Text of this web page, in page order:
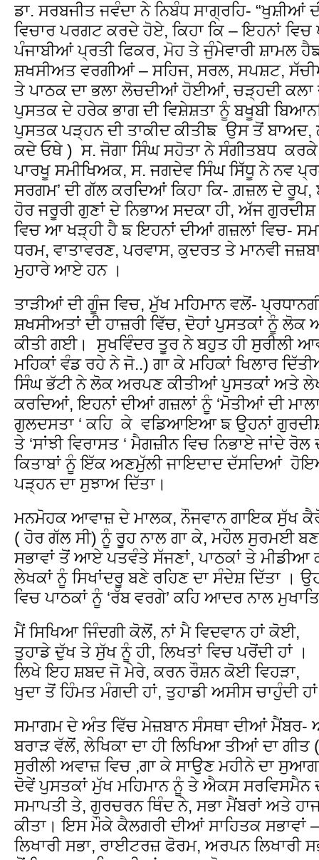
ਡਾ. ਸਰਬਜੀਤ ਜਵੰਦਾ ਨੇ ਨਿਬੰਧ ਸਾਗ੍ਰਹਿ-
ਵਿਚਾਰ ਪਰਗਟ ਕਰਦੇ ਹੋਏ, ਕਿਹਾ ਕਿ – ਇਹਨਾਂ
ਪੰਜਾਬੀਆਂ ਪ੍ਰਤੀ ਫਿਕਰ, ਮੋਹ ਤੇ ਜੁੰਮੇਵਾਰੀ ਸ਼ਾਮਲ
ਸ਼ਖਸੀਅਤ ਵਰਗੀਆਂ – ਸਹਿਜ, ਸਰਲ, ਸਪਸ਼ਟ,
ਤੇ ਪਾਠਕ ਦਾ ਭਲਾ ਲੋਚਦੀਆਂ ਹੋਈਆਂ, ਚੜ੍ਹਦੀ
ਪੁਸਤਕ ਦੇ ਹਰੇਕ ਭਾਗ ਦੀ ਵਿਸ਼ੇਸ਼ਤਾ ਨੂੰ ਬਖੂਬੀ
ਪੁਸਤਕ ਪੜ੍ਹਨ ਦੀ ਤਾਕੀਦ ਕੀਤੀਙ ਉਸ ਤੋਂ
ਕਦੇ ਓਥੇ ) ਸ. ਜੋਗਾ ਸਿੰਘ ਸਹੋਤਾ ਨੇ ਸੰਗੀਤਬਧ ਕਰਕੇ,
ਪਾਰਖੂ ਸਮੀਖਿਅਕ, ਸ. ਜਗਦੇਵ ਸਿੰਘ ਸਿੱਧੂ ਨੇ ਨਵ
ਸਰਗਮ’ ਦੀ ਗੱਲ ਕਰਦਿਆਂ ਕਿਹਾ ਕਿ- ਗ਼ਜ਼ਲ ਦੇ
ਹੋਰ ਜਰੂਰੀ ਗੁਣਾਂ ਦੇ ਨਿਭਾਅ ਸਦਕਾ ਹੀ, ਅੱਜ
ਵਿਚ ਆ ਖੜ੍ਹੀ ਹੈ ਙ ਇਹਨਾਂ ਦੀਆਂ ਗਜ਼ਲਾਂ ਵਿਚ-
ਧਰਮ, ਵਾਤਾਵਰਣ, ਪਰਵਾਸ, ਕੁਦਰਤ ਤੇ ਮਾਨਵੀ
ਮੁਹਾਰੇ ਆਏ ਹਨ ।
ਤਾੜੀਆਂ ਦੀ ਗੂੰਜ ਵਿਚ, ਮੁੱਖ ਮਹਿਮਾਨ ਵਲੋਂ-
ਸ਼ਖਸੀਅਤਾਂ ਦੀ ਹਾਜ਼ਰੀ ਵਿੱਚ, ਦੋਹਾਂ ਪੁਸਤਕਾਂ ਨੂੰ
ਕੀਤੀ ਗਈ। ਸੁਖਵਿੰਦਰ ਤੂਰ ਨੇ ਬਹੁਤ ਹੀ ਸੁਰੀਲੀ
ਮਹਿਕਾਂ ਵੰਡ ਰਹੇ ਨੇ ਜੋ..) ਗਾ ਕੇ ਮਹਿਕਾਂ ਖਿਲਾਰ
ਸਿੰਘ ਭੱਟੀ ਨੇ ਲੋਕ ਅਰਪਣ ਕੀਤੀਆਂ ਪੁਸਤਕਾਂ ਅਤੇ
ਕਰਦਿਆਂ, ਇਹਨਾਂ ਦੀਆਂ ਗਜ਼ਲਾਂ ਨੂੰ ‘ਮੋਤੀਆਂ ਦੀ
ਗੁਲਦਸਤਾ ‘ ਕਹਿ ਕੇ ਵਡਿਆਇਆ ਙ ਉਹਨਾਂ
ਤੇ ‘ਸਾਂਝੀ ਵਿਰਾਸਤ ‘ ਮੈਗਜ਼ੀਨ ਵਿਚ ਨਿਭਾਏ ਜਾਂਦੇ
ਕਿਤਾਬਾਂ ਨੂੰ ਇੱਕ ਅਣਮੁੱਲੀ ਜਾਇਦਾਦ ਦੱਸਦਿਆਂ
ਪੜ੍ਹਨ ਦਾ ਸੁਝਾਅ ਦਿੱਤਾ।
ਮਨਮੋਹਕ ਆਵਾਜ਼ ਦੇ ਮਾਲਕ, ਨੌਜਵਾਨ ਗਾਇਕ ਸੁੱਖ
( ਹੋਰ ਗੱਲ ਸੀ) ਨੂੰ ਰੂਹ ਨਾਲ ਗਾ ਕੇ, ਮਹੌਲ ਸੁਰਮਈ
ਸਭਾਵਾਂ ਤੋਂ ਆਏ ਪਤਵੰਤੇ ਸੱਜਣਾਂ, ਪਾਠਕਾਂ ਤੇ
ਲੇਖਕਾਂ ਨੂੰ ਸਿਖਾਂਦਰੂ ਬਣੇ ਰਹਿਣ ਦਾ ਸੰਦੇਸ਼ ਦਿੱਤਾ ।
ਵਿਚ ਪਾਠਕਾਂ ਨੂੰ ‘ਰੱਬ ਵਰਗੇ’ ਕਹਿ ਆਦਰ ਨਾਲ
ਮੈਂ ਸਿਖਿਆ ਜਿੰਦਗੀ ਕੋਲੋਂ, ਨਾਂ ਮੈ ਵਿਦਵਾਨ ਹਾਂ ਕੋਈ,
ਤੁਹਾਡੇ ਦੁੱਖ ਤੇ ਸੁੱਖ ਨੂੰ ਹੀ, ਲਿਖਤਾਂ ਵਿਚ ਪਰੋਂਦੀ ਹਾਂ ।
ਲਿਖੇ ਇਹ ਸ਼ਬਦ ਜੋ ਮੇਰੇ, ਕਰਨ ਰੌਸ਼ਨ ਕੋਈ ਵਿਹੜਾ,
ਖੁਦਾ ਤੋਂ ਹਿੰਮਤ ਮੰਗਦੀ ਹਾਂ, ਤੁਹਾਡੀ ਅਸੀਸ ਚਾਹੁੰਦੀ
ਸਮਾਗਮ ਦੇ ਅੰਤ ਵਿੱਚ ਮੇਜ਼ਬਾਨ ਸੰਸਥਾ ਦੀਆਂ ਮੈਂਬਰ-
ਬਰਾੜ ਵੱਲੋਂ, ਲੇਖਿਕਾ ਦਾ ਹੀ ਲਿਖਿਆ ਤੀਆਂ ਦਾ
ਸੁਰੀਲੀ ਅਵਾਜ਼ ਵਿਚ ,ਗਾ ਕੇ ਸਾਉਣ ਮਹੀਨੇ ਦਾ
ਦੋਵੇਂ ਪੁਸਤਕਾਂ ਮੁੱਖ ਮਹਿਮਾਨ ਨੂੰ ਤੇ ਐਕਸ ਸਰਵਿਸਮੈਨ
ਸਮਾਪਤੀ ਤੇ, ਗੁਰਚਰਨ ਥਿੰਦ ਨੇ, ਸਭਾ ਮੈਂਬਰਾਂ ਅਤੇ
ਕੀਤਾ। ਇਸ ਮੌਕੇ ਕੈਲਗਰੀ ਦੀਆਂ ਸਾਹਿਤਕ ਸਭਾਵਾਂ –
ਲਿਖਾਰੀ ਸਭਾ, ਰਾਈਟਰਜ਼ ਫੋਰਮ, ਅਰਪਨ ਲਿਖਾਰੀ